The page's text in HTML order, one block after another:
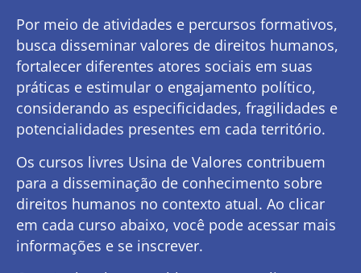
Por meio de atividades e percursos formativos,
busca disseminar valores de direitos humanos,
fortalecer diferentes atores sociais em suas
práticas e estimular o engajamento político,
considerando as especificidades, fragilidades e
potencialidades presentes em cada território.
Os cursos livres Usina de Valores contribuem
para a disseminação de conhecimento sobre
direitos humanos no contexto atual. Ao clicar
em cada curso abaixo, você pode acessar mais
informações e se inscrever.